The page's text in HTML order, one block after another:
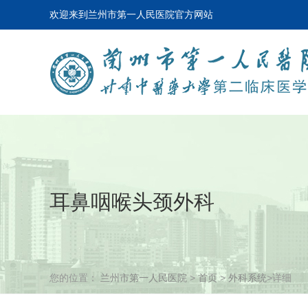
欢迎来到兰州市第一人民医院官方网站
耳鼻咽喉头颈外科
您的位置： 兰州市第一人民医院 >首页>外科系统>详细